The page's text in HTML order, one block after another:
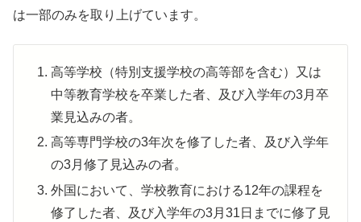
は一部のみを取り上げています。
高等学校（特別支援学校の高等部を含む）又は
中等教育学校を卒業した者、及び入学年の3月卒
業見込みの者。
高等専門学校の3年次を修了した者、及び入学年
の3月修了見込みの者。
外国において、学校教育における12年の課程を
修了した者、及び入学年の3月31日までに修了見